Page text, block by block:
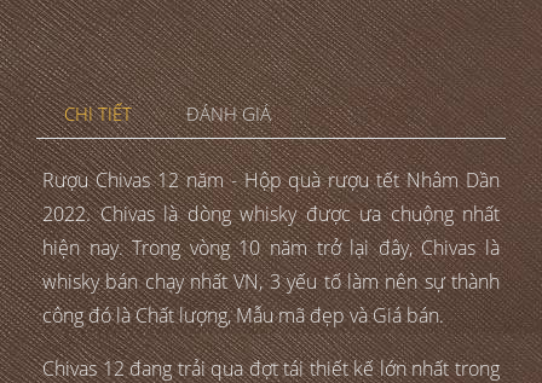
CHI TIẾT ĐÁNH GIÁ
Rượu Chivas 12 năm - Hộp quà rượu tết Nhâm Dần
2022. Chivas là dòng whisky được ưa chuộng nhất
hiện nay. Trong vòng 10 năm trở lại đây, Chivas là
whisky bán chạy nhất VN, 3 yếu tố làm nên sự thành
công đó là Chất lượng, Mẫu mã đẹp và Giá bán.
Chivas 12 đang trải qua đợt tái thiết kế lớn nhất trong